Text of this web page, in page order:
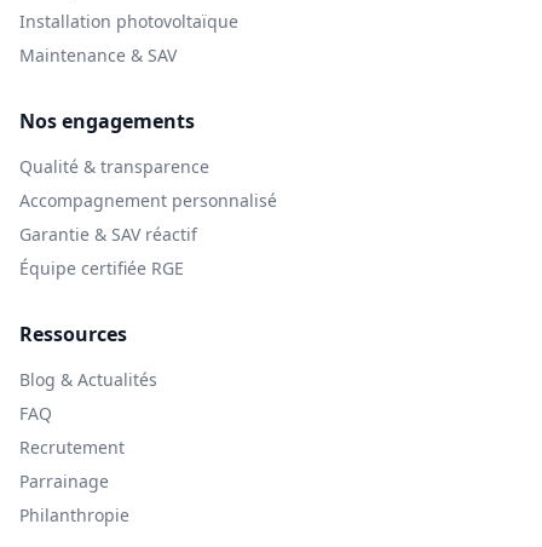
Installation photovoltaïque
Maintenance & SAV
Nos engagements
Qualité & transparence
Accompagnement personnalisé
Garantie & SAV réactif
Équipe certifiée RGE
Ressources
Blog & Actualités
FAQ
Recrutement
Parrainage
Philanthropie